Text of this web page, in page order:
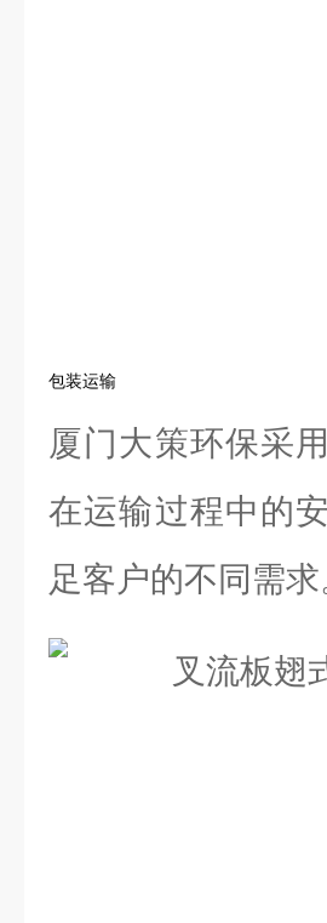
包装运输
厦门大策环保采
在运输过程中的
足客户的不同需求